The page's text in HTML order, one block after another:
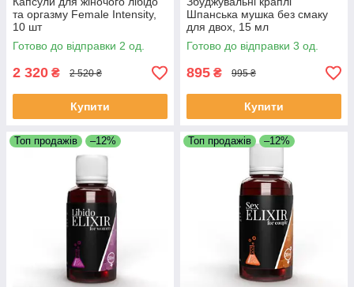
та оргазму Female Intensity,
10 шт
Готово до відправки 2 од.
2 320 ₴ 2 520 ₴
Купити
Шпанська мушка без смаку
для двох, 15 мл
Готово до відправки 3 од.
895 ₴ 995 ₴
Купити
Топ продажів –12% Топ продажів –12%